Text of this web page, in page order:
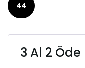
44
3 Al 2 Öde